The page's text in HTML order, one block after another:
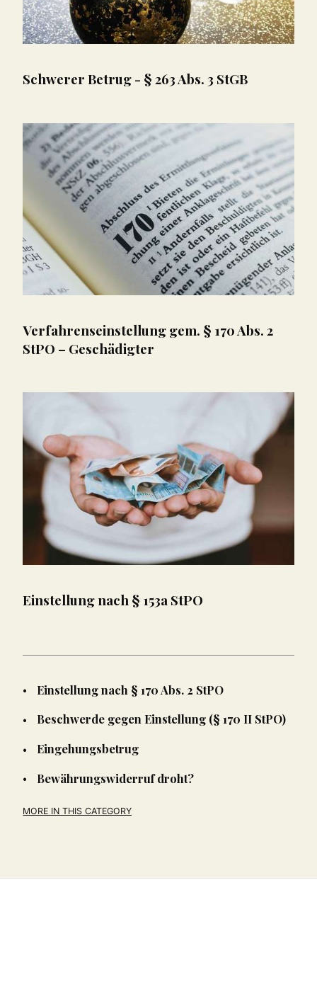
Schwerer Betrug - § 263 Abs. 3 StGB
Verfahrenseinstellung gem. § 170 Abs. 2
StPO – Geschädigter
Einstellung nach § 153a StPO
Einstellung nach § 170 Abs. 2 StPO
Beschwerde gegen Einstellung (§ 170 II StPO)
Eingehungsbetrug
Bewährungswiderruf droht?
MORE IN THIS CATEGORY